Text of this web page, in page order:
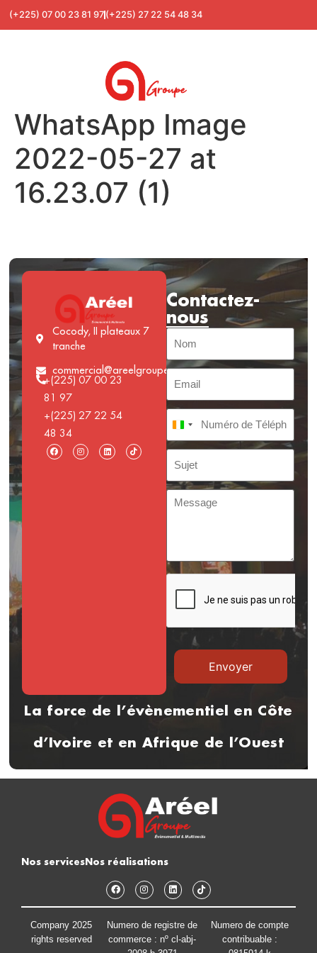
(+225) 07 00 23 81 97 (+225) 27 22 54 48 34
WhatsApp Image
2022-05-27 at
16.23.07 (1)
Cocody, II plateaux 7
tranche
commercial@areelgroupe.com
+(225) 07 00 23
81 97
+(225) 27 22 54
48 34
Contactez-
nous
Côte d’Ivoire +225
La force de l’évènementiel en Côte
d’Ivoire et en Afrique de l’Ouest
Nos services Nos réalisations
Company 2025
rights reserved
Numero de registre de
commerce : nº cl-abj-
Numero de compte
contribuable :